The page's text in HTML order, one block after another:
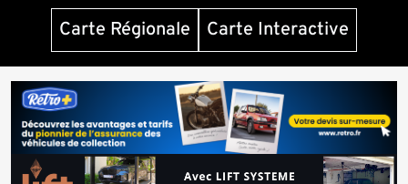
Carte Régionale
Carte Interactive